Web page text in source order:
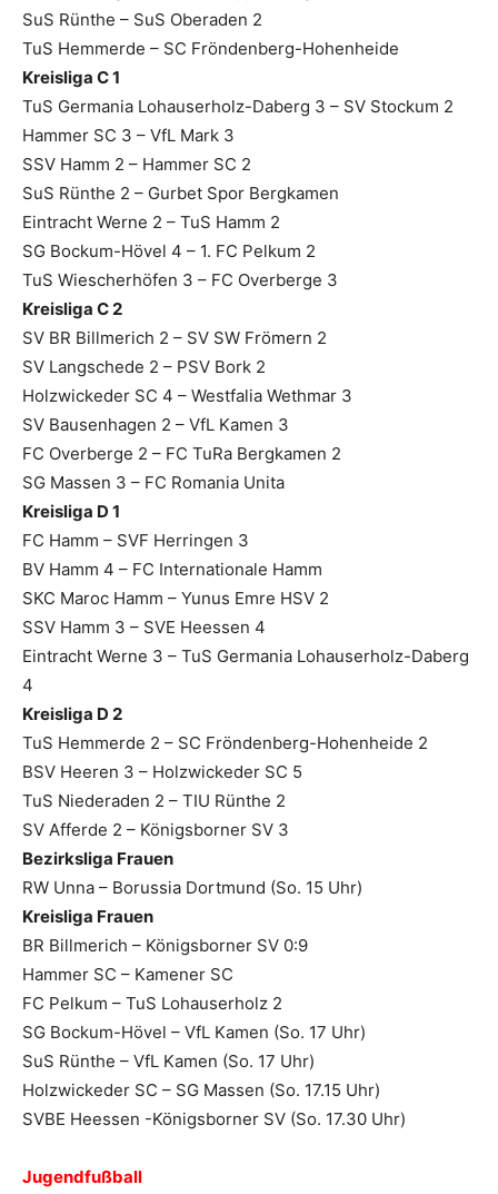
SuS Rünthe – SuS Oberaden 2
TuS Hemmerde – SC Fröndenberg-Hohenheide
Kreisliga C 1
TuS Germania Lohauserholz-Daberg 3 – SV Stockum 2
Hammer SC 3 – VfL Mark 3
SSV Hamm 2 – Hammer SC 2
SuS Rünthe 2 – Gurbet Spor Bergkamen
Eintracht Werne 2 – TuS Hamm 2
SG Bockum-Hövel 4 – 1. FC Pelkum 2
TuS Wiescherhöfen 3 – FC Overberge 3
Kreisliga C 2
SV BR Billmerich 2 – SV SW Frömern 2
SV Langschede 2 – PSV Bork 2
Holzwickeder SC 4 – Westfalia Wethmar 3
SV Bausenhagen 2 – VfL Kamen 3
FC Overberge 2 – FC TuRa Bergkamen 2
SG Massen 3 – FC Romania Unita
Kreisliga D 1
FC Hamm – SVF Herringen 3
BV Hamm 4 – FC Internationale Hamm
SKC Maroc Hamm – Yunus Emre HSV 2
SSV Hamm 3 – SVE Heessen 4
Eintracht Werne 3 – TuS Germania Lohauserholz-Daberg
4
Kreisliga D 2
TuS Hemmerde 2 – SC Fröndenberg-Hohenheide 2
BSV Heeren 3 – Holzwickeder SC 5
TuS Niederaden 2 – TIU Rünthe 2
SV Afferde 2 – Königsborner SV 3
Bezirksliga Frauen
RW Unna – Borussia Dortmund (So. 15 Uhr)
Kreisliga Frauen
BR Billmerich – Königsborner SV 0:9
Hammer SC – Kamener SC
FC Pelkum – TuS Lohauserholz 2
SG Bockum-Hövel – VfL Kamen (So. 17 Uhr)
SuS Rünthe – VfL Kamen (So. 17 Uhr)
Holzwickeder SC – SG Massen (So. 17.15 Uhr)
SVBE Heessen -Königsborner SV (So. 17.30 Uhr)
Jugendfußball